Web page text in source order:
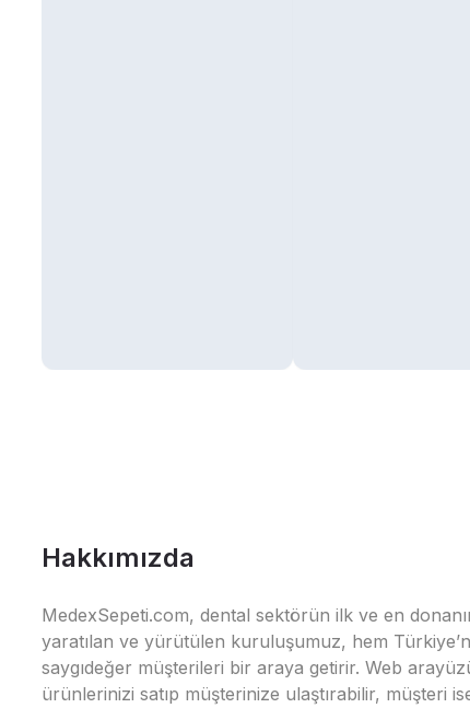
Hakkımızda
MedexSepeti.com, dental sektörün ilk ve en
yaratılan ve yürütülen kuruluşumuz, hem
saygıdeğer müşterileri bir araya getirir. Web
ürünlerinizi satıp müşterinize ulaştırabilir, müşteri